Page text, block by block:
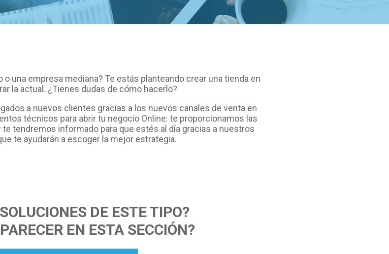
una empresa mediana? Te estás planteando crear una tienda en
la actual. ¿Tienes dudas de cómo hacerlo?
a nuevos clientes gracias a los nuevos canales de venta en
técnicos para abrir tu negocio Online: te proporcionamos las
tendremos informado para que estés al día gracias a nuestros
te ayudarán a escoger la mejor estrategia.
DE ESTE TIPO?
EN ESTA SECCIÓN?